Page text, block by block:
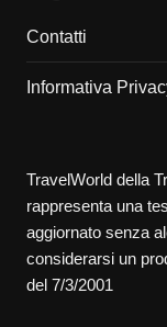
Contatti
Informativa
TravelWorld della
rappresenta una
aggiornato senza
considerarsi un
del 7/3/2001